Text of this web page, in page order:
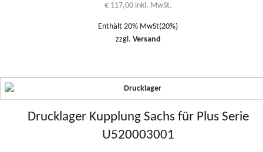
€117,00 inkl. MwSt.
Enthält 20% MwSt(20%)
zzgl. Versand
Drucklager Kupplung Sachs für Plus Serie
U520003001